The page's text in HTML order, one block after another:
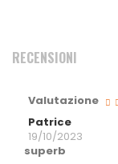
RECENSIONI
Valutazione
Patrice
19/10/2023
superb